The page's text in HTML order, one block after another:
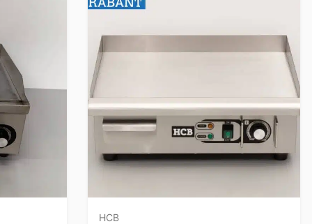
HCB